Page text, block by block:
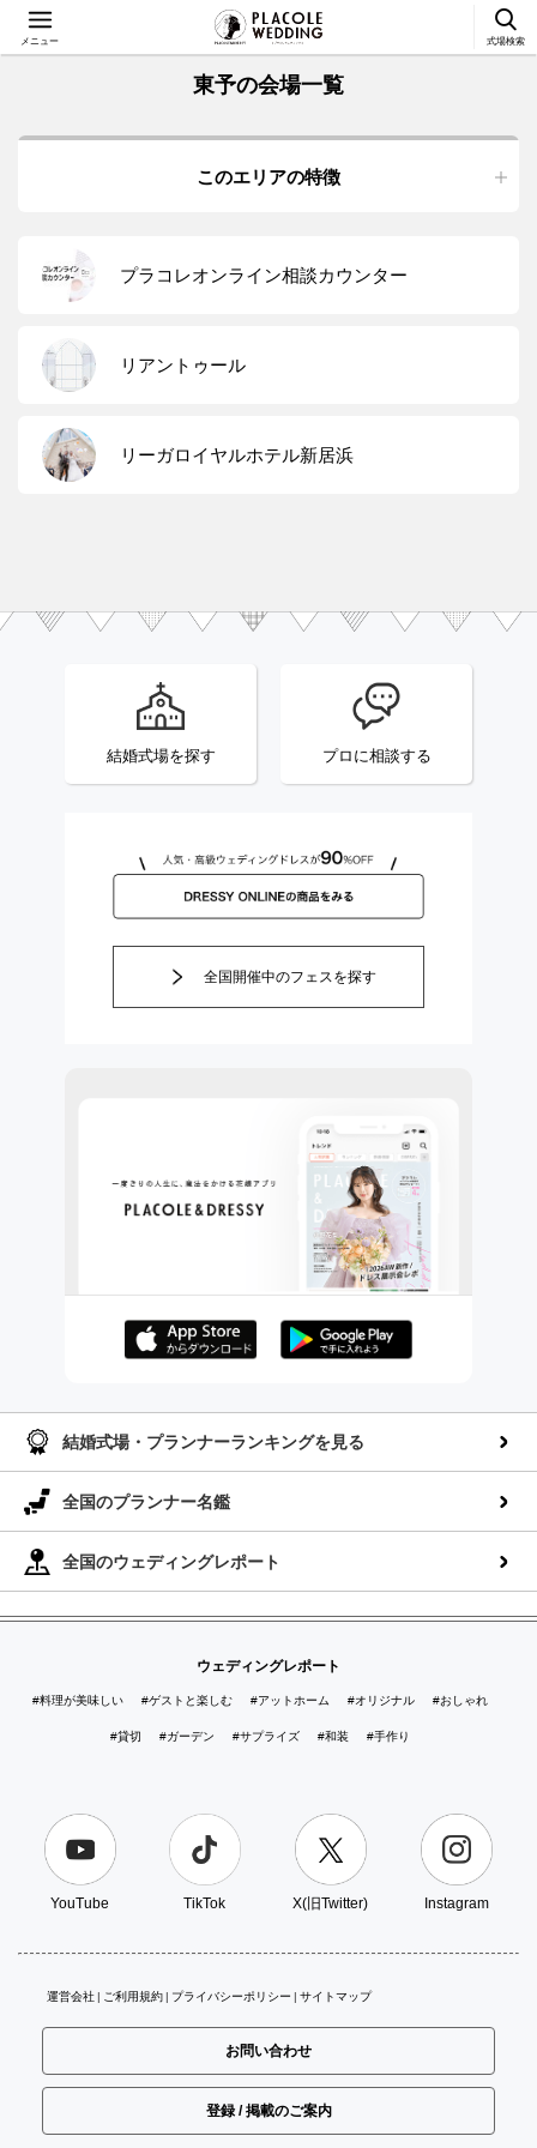
メニュー 式場検索
東予の会場一覧
このエリアの特徴
プラコレオンライン相談カウンター
リアントゥール
リーガロイヤルホテル新居浜
結婚式場を探す プロに相談する
全国開催中のフェスを探す
結婚式場・プランナーランキングを見る
全国のプランナー名鑑
全国のウェディングレポート
ウェディングレポート
#料理が美味しい #ゲストと楽しむ #アットホーム #オリジナル #おしゃれ
#貸切 #ガーデン #サプライズ #和装 #手作り
YouTube TikTok X(旧Twitter) Instagram
運営会社 ご利用規約 プライバシーポリシー サイトマップ
お問い合わせ
登録 / 掲載のご案内